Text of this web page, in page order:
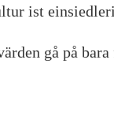
ist
gå på bara